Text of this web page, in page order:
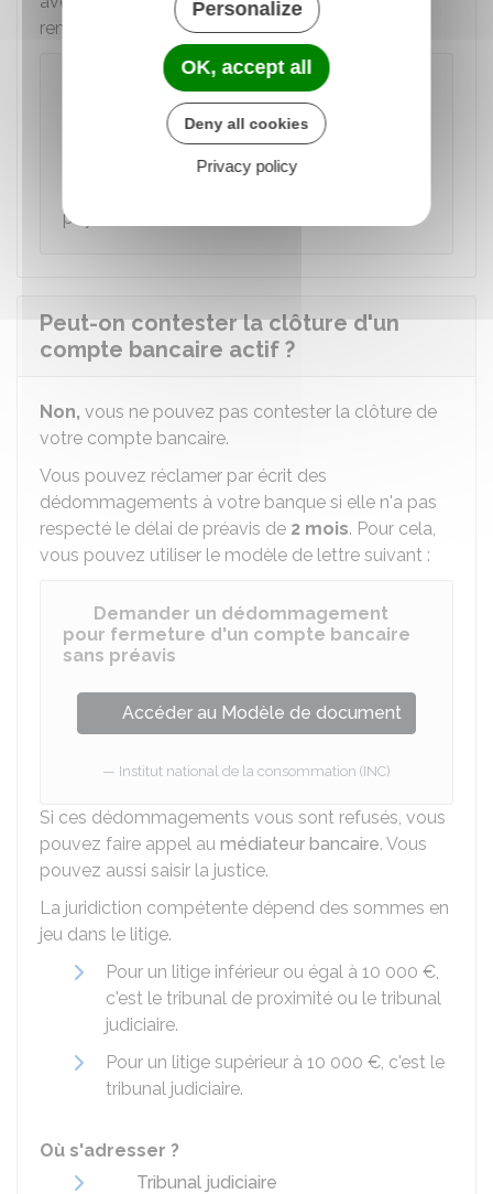
remboursés.
Exemple
Vous payez la cotisation de carte bancaire le
janvier pour l'année entière. Or, le compte
est clôturé le 30 avril. La banque devra vous
payée.
Peut-on contester la clôture d'un
compte bancaire actif ?
Non, vous ne pouvez pas contester la clôture de
votre compte bancaire.
Vous pouvez réclamer par écrit des
dédommagements à votre banque si elle n'a pas
respecté le délai de préavis de 2 mois. Pour cela,
vous pouvez utiliser le modèle de lettre suivant :
Demander un dédommagement
pour fermeture d'un compte bancaire
sans préavis
Accéder au Modèle de document
Institut national de la consommation (INC)
Si ces dédommagements vous sont refusés, vous
pouvez faire appel au médiateur bancaire. Vous
pouvez aussi saisir la justice.
La juridiction compétente dépend des sommes en
jeu dans le litige.
Pour un litige inférieur ou égal à 10 000 €,
c'est le tribunal de proximité ou le tribunal
judiciaire.
Pour un litige supérieur à 10 000 €, c'est le
tribunal judiciaire.
Où s'adresser ?
Tribunal judiciaire
Personalize
OK, accept all
Deny all cookies
Privacy policy